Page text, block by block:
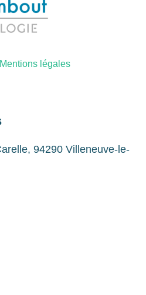
Mentions légales
94290 Villeneuve-le-